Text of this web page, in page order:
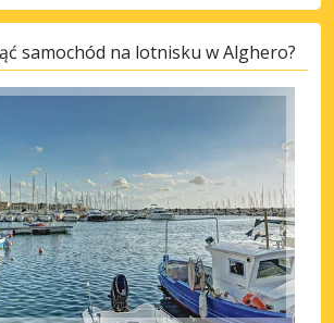
samochód na lotnisku w Alghero?